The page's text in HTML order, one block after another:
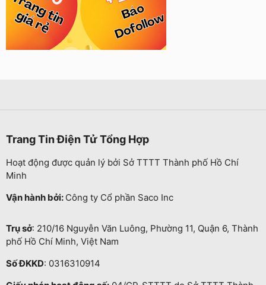
Trang Tin Điện Tử Tổng Hợp
Hoạt động được quản lý bởi Sở TTTT Thành phố Hồ Chí
Minh
Vận hành bởi: Công ty Cổ phần Saco Inc
Trụ sở: 210/16 Nguyễn Văn Luông, Phường 11, Quận 6, Thành
phố Hồ Chí Minh, Việt Nam
Số ĐKKD: 0316310914